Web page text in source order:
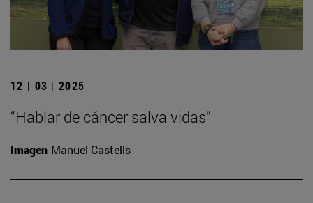
12 | 03 | 2025
“Hablar de cáncer salva vidas”
Imagen Manuel Castells